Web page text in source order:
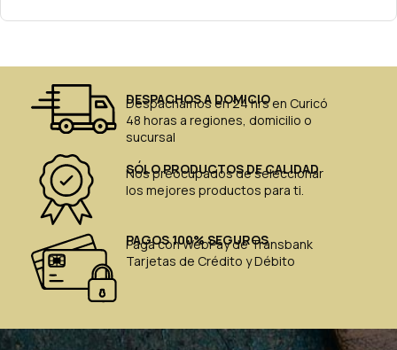
DESPACHOS A DOMICIO
Despachamos en 24 hrs en Curicó
48 horas a regiones, domicilio o
sucursal
SÓLO PRODUCTOS DE CALIDAD
Nos preocupados de seleccionar
los mejores productos para ti.
PAGOS 100% SEGUROS
Paga con WebPay de Transbank
Tarjetas de Crédito y Débito